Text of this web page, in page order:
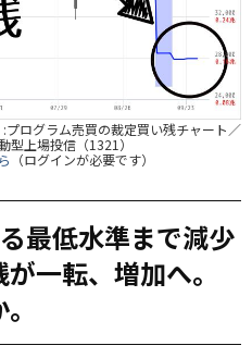
:プログラム売買の裁定買い残チャート／
上場投信（1321）
（ログインが必要です）
最低水準まで減少
一転、増加へ。